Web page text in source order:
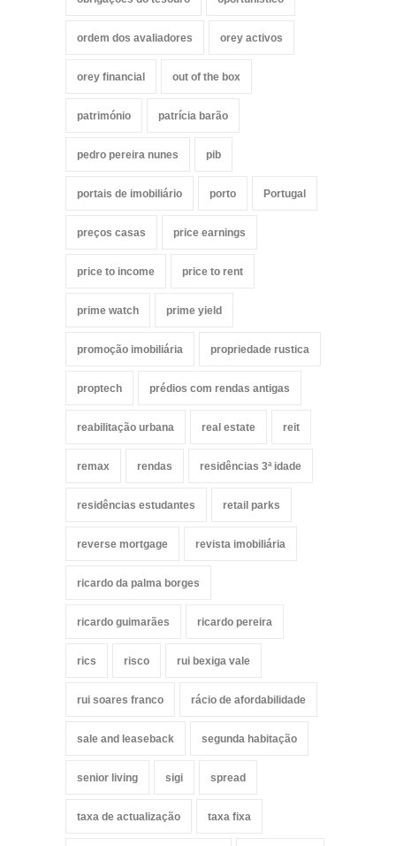
ordem dos avaliadores orey activos
orey financial out of the box
património patrícia barão
pedro pereira nunes pib
portais de imobiliário porto Portugal
preços casas price earnings
price to income price to rent
prime watch prime yield
promoção imobiliária propriedade rustica
proptech prédios com rendas antigas
reabilitação urbana real estate reit
remax rendas residências 3ª idade
residências estudantes retail parks
reverse mortgage revista imobiliária
ricardo da palma borges
ricardo guimarães ricardo pereira
rics risco rui bexiga vale
rui soares franco rácio de afordabilidade
sale and leaseback segunda habitação
senior living sigi spread
taxa de actualização taxa fixa